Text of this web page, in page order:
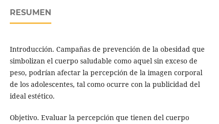
RESUMEN
Introducción. Campañas de prevención de la obesidad que
simbolizan el cuerpo saludable como aquel sin exceso de
peso, podrían afectar la percepción de la imagen corporal
de los adolescentes, tal como ocurre con la publicidad del
ideal estético.
Objetivo. Evaluar la percepción que tienen del cuerpo